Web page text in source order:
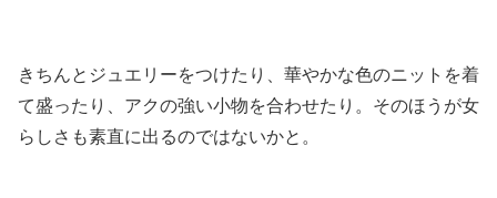
きちんとジュエリーをつけたり、華やかな色のニットを着
て盛ったり、アクの強い小物を合わせたり。そのほうが女
らしさも素直に出るのではないかと。